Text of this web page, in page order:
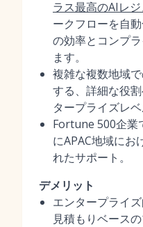
ラス最高のAIレ
ークフローを自
の効率とコンプ
ます。
複雑な複数地域
する、詳細な役
タープライズレ
Fortune 500企業
にAPAC地域にお
れたサポート。
デメリット
エンタープライ
見積もりベース